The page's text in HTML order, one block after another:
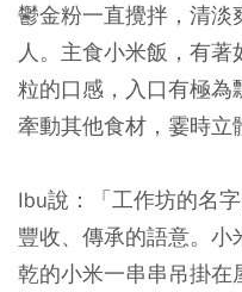
鬱金粉一直攪拌，清淡
人。主食小米飯，有
粒的口感，入口有極
牽動其他食材，霎時立
Ibu說：「工作坊的名
豐收、傳承的語意。
乾的小米一串串吊掛在